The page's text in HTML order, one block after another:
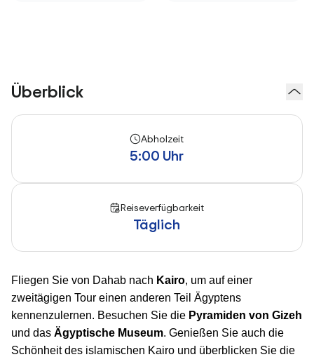
Überblick
Abholzeit
5:00 Uhr
Reiseverfügbarkeit
Täglich
Fliegen Sie von Dahab nach Kairo, um auf einer
zweitägigen Tour einen anderen Teil Ägyptens
kennenzulernen. Besuchen Sie die Pyramiden von Gizeh
und das Ägyptische Museum. Genießen Sie auch die
Schönheit des islamischen Kairo und überblicken Sie die